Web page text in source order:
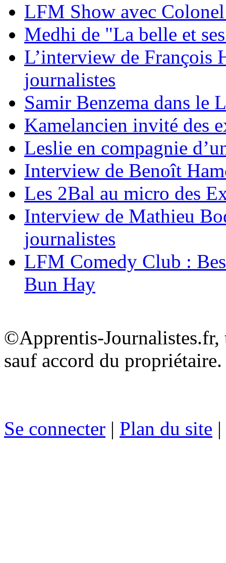
LFM Show avec
Medhi de "La belle et
L’interview de François
journalistes
Samir Benzema dans le
Kamelancien invité des
Leslie en compagnie
Interview de Benoît
Les 2Bal au micro des
Interview de Mathieu
journalistes
LFM Comedy Club :
Bun Hay
©Apprentis-
sauf accord du propriétaire.
Se connecter | Plan du site |